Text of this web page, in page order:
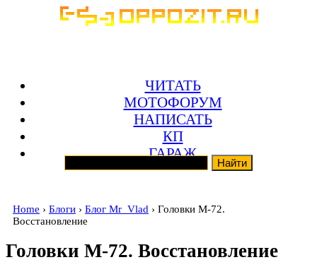
ЧИТАТЬ
МОТОФОРУМ
НАПИСАТЬ
КП
ГАРАЖ
Home › Блоги › Блог Mr_Vlad › Головки М-72.
Восстановление
Головки М-72. Восстановление